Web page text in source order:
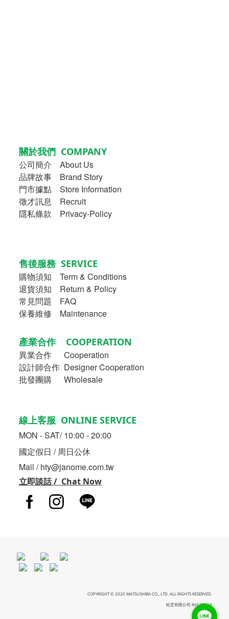
關於我們 COMPANY
公司簡介
About Us
品牌故事
Brand Story
門市據點 Store Information
徵才訊息 Recruit
隱私條款 Privacy-Policy
售後服務 SERVICE
購物須知
Term & Conditions
退貨須知 Return & Policy
常見問題 FAQ
保養維修 Maintenance
產業合作 COOPERATION
異業合作
Cooperation
設計師合作 Designer Cooperation
批發團購 Wholesale
線上客服 ONLINE SERVICE
MON - SAT/ 10:00 - 20:00
國定假日 / 周日公休
Mail / hty@janome.com.tw
立即談話 / Chat Now
COPYRIGHT © 2020 MATSUSHIBA CO., LTD. ALL RIGHTS RESERVED.
松芝有限公司 86633216